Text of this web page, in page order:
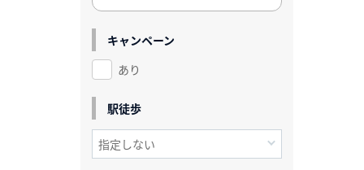
キャンペーン
あり
駅徒歩